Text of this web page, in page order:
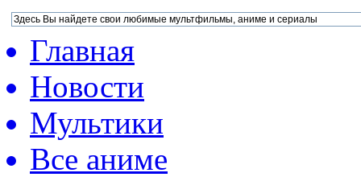
Главная
Новости
Мультики
Все аниме